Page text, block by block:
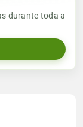
do ar
do ar
h
durante toda a